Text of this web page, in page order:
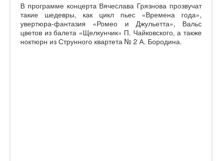
В программе концерта Вячеслава Грязнова прозвучат
такие шедевры, как цикл пьес «Времена года»,
увертюра-фантазия «Ромео и Джульетта», Вальс
цветов из балета «Щелкунчик» П. Чайковского, а также
ноктюрн из Струнного квартета № 2 А. Бородина.